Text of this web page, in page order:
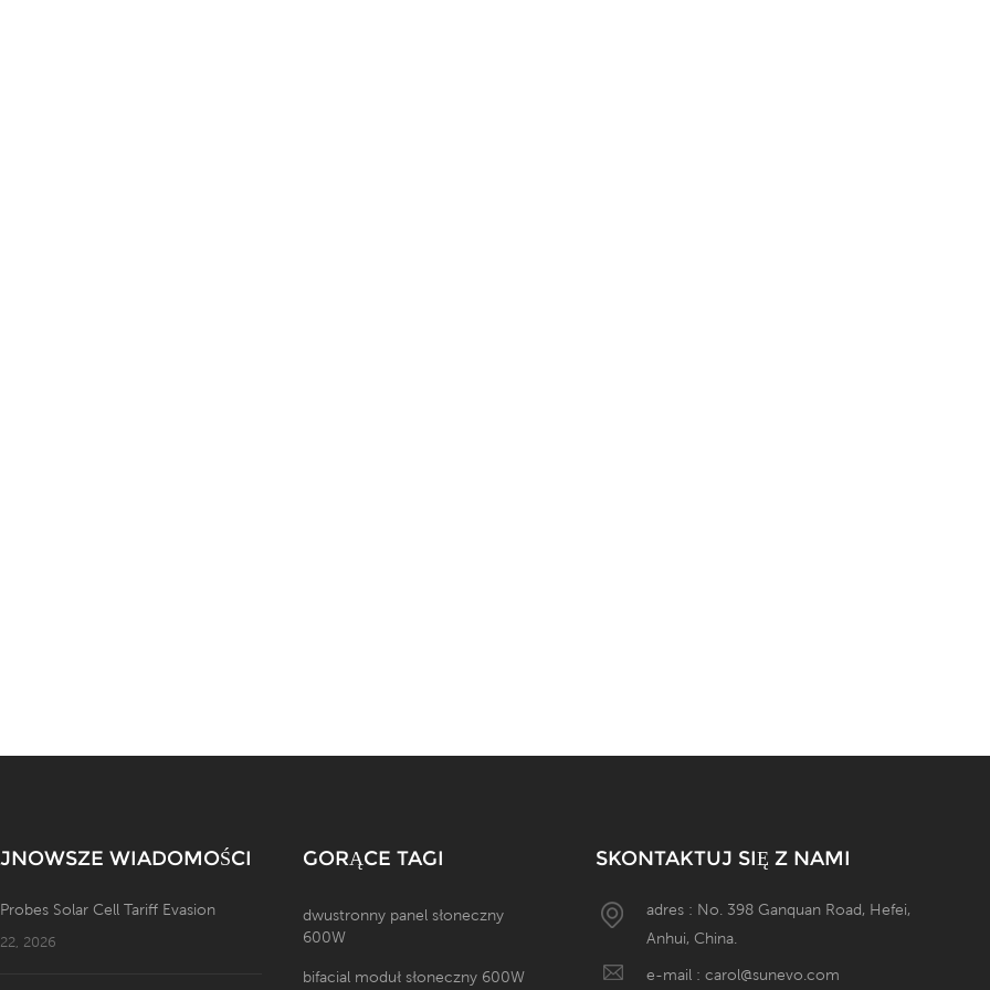
WIADOMOŚCI
Probes Solar Cell Tariff Evasion
2026
GORĄCE TAGI
dwustronny panel słoneczny
600W
bifacial moduł słoneczny 600W
SKONTAKTUJ SIĘ Z NAMI
adres : No. 398 Ganquan Road, Hefei,
Anhui, China.
e-mail : carol@sunevo.com